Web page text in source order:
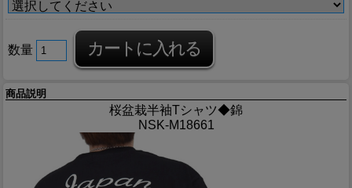
数量
商品説明
桜盆栽半袖Tシャツ◆錦
NSK-M18661